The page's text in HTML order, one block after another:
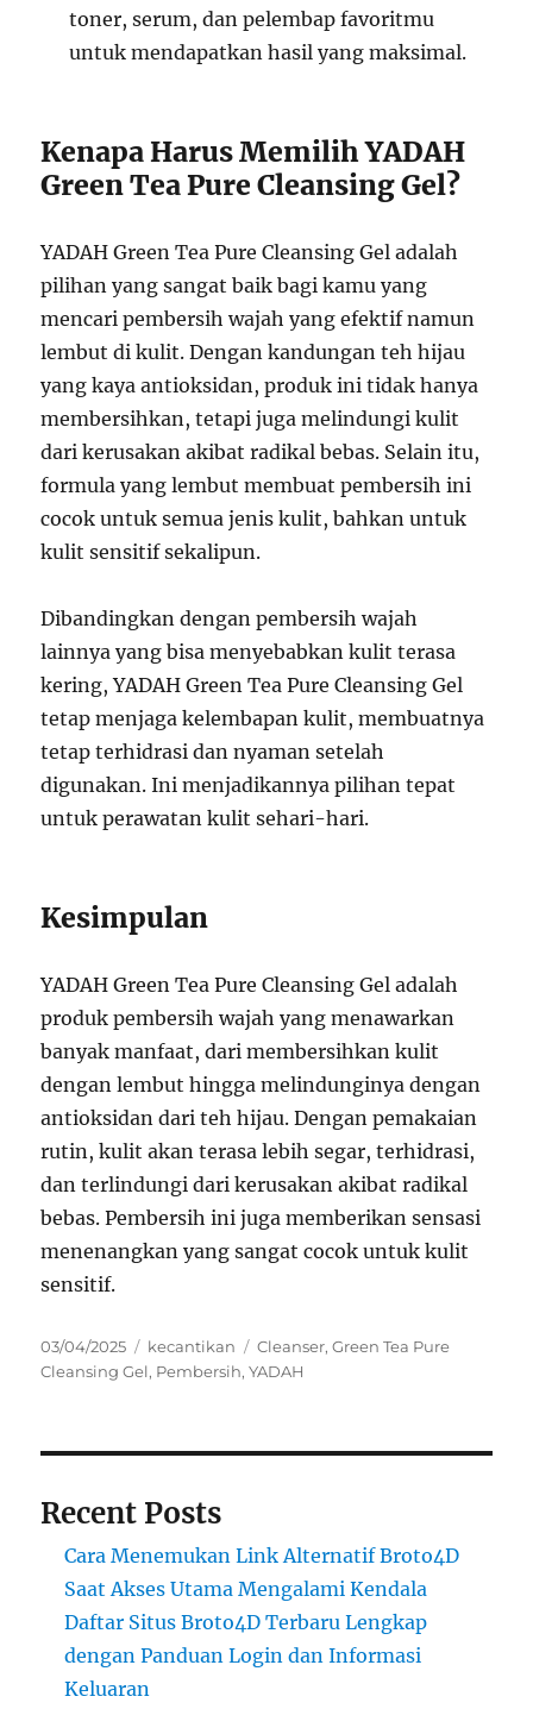
toner, serum, dan pelembap favoritmu
untuk mendapatkan hasil yang maksimal.
Kenapa Harus Memilih YADAH
Green Tea Pure Cleansing Gel?
YADAH Green Tea Pure Cleansing Gel adalah
pilihan yang sangat baik bagi kamu yang
mencari pembersih wajah yang efektif namun
lembut di kulit. Dengan kandungan teh hijau
yang kaya antioksidan, produk ini tidak hanya
membersihkan, tetapi juga melindungi kulit
dari kerusakan akibat radikal bebas. Selain itu,
formula yang lembut membuat pembersih ini
cocok untuk semua jenis kulit, bahkan untuk
kulit sensitif sekalipun.
Dibandingkan dengan pembersih wajah
lainnya yang bisa menyebabkan kulit terasa
kering, YADAH Green Tea Pure Cleansing Gel
tetap menjaga kelembapan kulit, membuatnya
tetap terhidrasi dan nyaman setelah
digunakan. Ini menjadikannya pilihan tepat
untuk perawatan kulit sehari-hari.
Kesimpulan
YADAH Green Tea Pure Cleansing Gel adalah
produk pembersih wajah yang menawarkan
banyak manfaat, dari membersihkan kulit
dengan lembut hingga melindunginya dengan
antioksidan dari teh hijau. Dengan pemakaian
rutin, kulit akan terasa lebih segar, terhidrasi,
dan terlindungi dari kerusakan akibat radikal
bebas. Pembersih ini juga memberikan sensasi
menenangkan yang sangat cocok untuk kulit
sensitif.
Posted
on
03/04/2025 Categories
kecantikan Tags
Cleanser,Green Tea Pure
Cleansing Gel, Pembersih,YADAH
Recent Posts
Cara Menemukan Link Alternatif Broto4D
Saat Akses Utama Mengalami Kendala
Daftar Situs Broto4D Terbaru Lengkap
dengan Panduan Login dan Informasi
Keluaran